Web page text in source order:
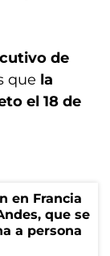
de
que la
el 18 de
en Francia
que se
a persona